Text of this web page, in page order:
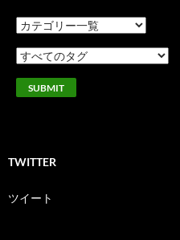
TWITTER
ツイート